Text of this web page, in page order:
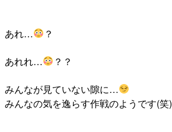
あれ… ？
あれれ… ？？
みんなが見ていない隙に…
みんなの気を逸らす作戦のようです(笑)